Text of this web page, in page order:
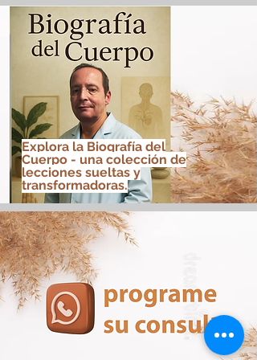
Explora la Biografía del
Cuerpo - una colección de
lecciones sueltas y
transformadoras.